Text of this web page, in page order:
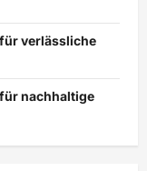
verlässliche
nachhaltige